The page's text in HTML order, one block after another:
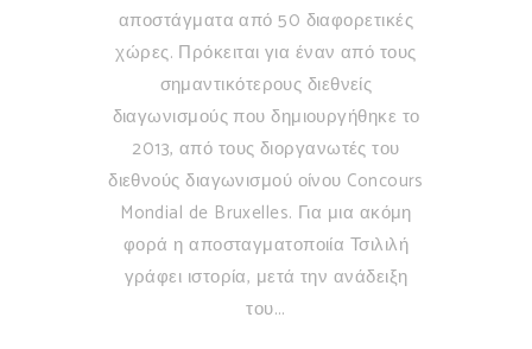
αποστάγματα από 50 διαφορετικές
χώρες. Πρόκειται για έναν από τους
σημαντικότερους διεθνείς
διαγωνισμούς που δημιουργήθηκε το
2013, από τους διοργανωτές του
διεθνούς διαγωνισμού οίνου Concours
Mondial de Bruxelles. Για μια ακόμη
φορά η αποσταγματοποιία Τσιλιλή
γράφει ιστορία, μετά την ανάδειξη
του